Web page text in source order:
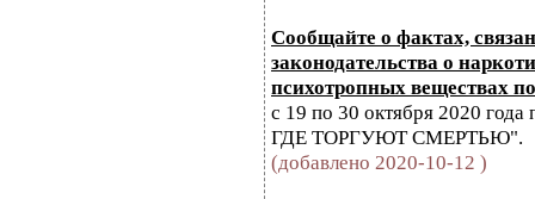
Сообщайте о фактах,
законодательства о
психотропных веществах
с 19 по 30 октября 2020
ГДЕ ТОРГУЮТ СМЕРТЬЮ".
(добавлено 2020-10-12 )